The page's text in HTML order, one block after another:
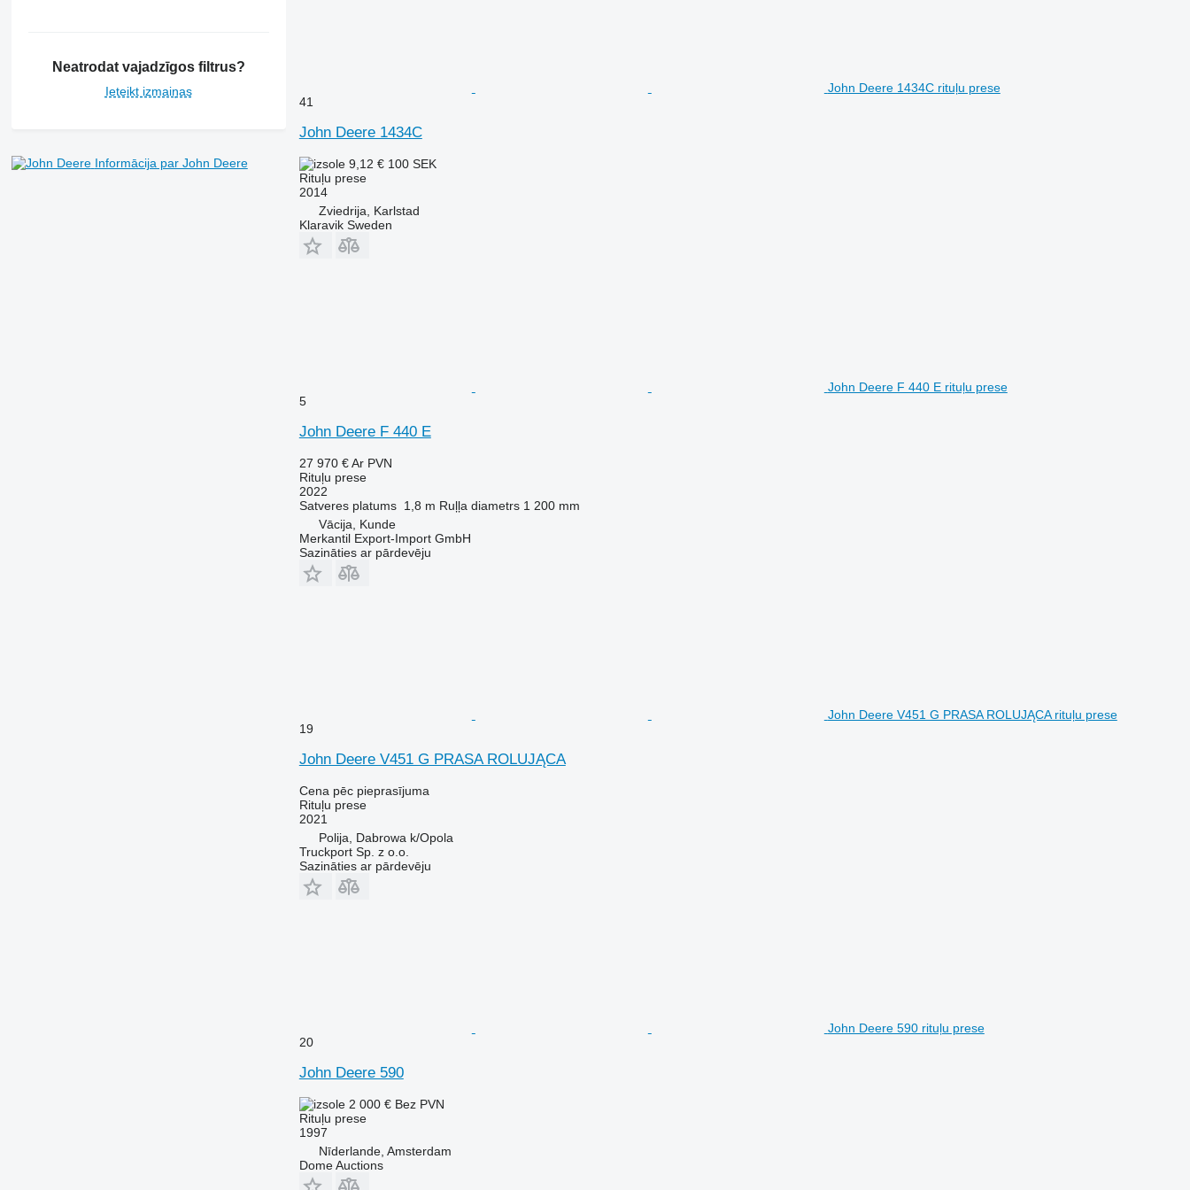
Neatrodat vajadzīgos filtrus?
Ieteikt izmaiņas
Informācija par John Deere
John Deere 1434C rituļu prese
41
John Deere 1434C
9,12 € 100 SEK
Rituļu prese
2014
Zviedrija, Karlstad
Klaravik Sweden
John Deere F 440 E rituļu prese
5
John Deere F 440 E
27 970 € Ar PVN
Rituļu prese
2022
Satveres platums 1,8 m Ruļļa diametrs 1 200 mm
Vācija, Kunde
Merkantil Export-Import GmbH
Sazināties ar pārdevēju
John Deere V451 G PRASA ROLUJĄCA rituļu prese
19
John Deere V451 G PRASA ROLUJĄCA
Cena pēc pieprasījuma
Rituļu prese
2021
Polija, Dabrowa k/Opola
Truckport Sp. z o.o.
Sazināties ar pārdevēju
John Deere 590 rituļu prese
20
John Deere 590
2 000 € Bez PVN
Rituļu prese
1997
Nīderlande, Amsterdam
Dome Auctions